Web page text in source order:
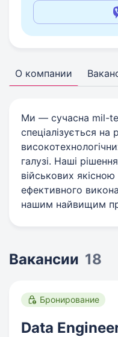
О компании
Ми — сучасна mil-
спеціалізується на
галузі. Наші
військових
ефективного
нашим найвищим
Вакансии 18
Бронирование
Data